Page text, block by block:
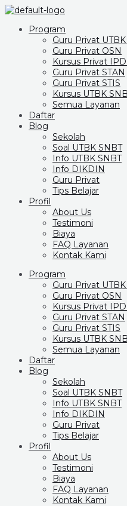
Program
Guru Privat
Guru Privat OSN
Kursus Privat
Guru Privat STAN
Guru Privat STIS
Kursus UTBK
Semua Layanan
Daftar
Blog
Sekolah
Soal UTBK SNBT
Info UTBK SNBT
Info DIKDIN
Guru Privat
Tips Belajar
Profil
About Us
Testimoni
Biaya
FAQ Layanan
Kontak Kami
Program
Guru Privat
Guru Privat OSN
Kursus Privat
Guru Privat STAN
Guru Privat STIS
Kursus UTBK
Semua Layanan
Daftar
Blog
Sekolah
Soal UTBK SNBT
Info UTBK SNBT
Info DIKDIN
Guru Privat
Tips Belajar
Profil
About Us
Testimoni
Biaya
FAQ Layanan
Kontak Kami